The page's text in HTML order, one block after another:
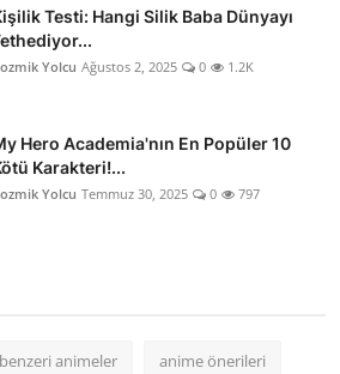
Testi: Hangi Silik Baba Dünyayı
Yolcu Ağustos 2, 2025 0 1.2K
Hero Academia'nın En Popüler 10
Karakteri!...
Yolcu Temmuz 30, 2025 0 797
benzeri animeler anime önerileri